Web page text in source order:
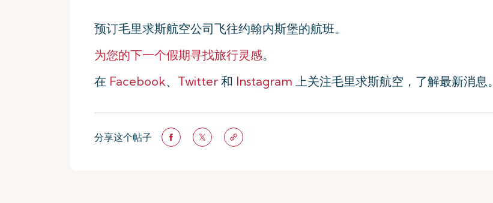
预订毛里求斯航空公司飞往约翰内斯堡的航班。
为您的下一个假期寻找旅行灵感。
在 Facebook、 Twitter和 Instagram 上关注毛里求斯航空，了解最新消息。
分享这个帖子